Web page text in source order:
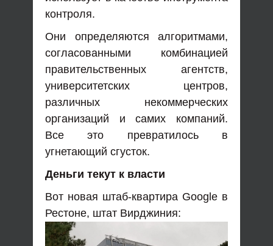
контроля.
Они определяются алгоритмами,
согласованными комбинацией
правительственных агентств,
университетских центров,
различных некоммерческих
организаций и самих компаний.
Все это превратилось в
угнетающий сгусток.
Деньги текут к власти
Вот новая штаб-квартира Google в
Рестоне, штат Вирджиния: